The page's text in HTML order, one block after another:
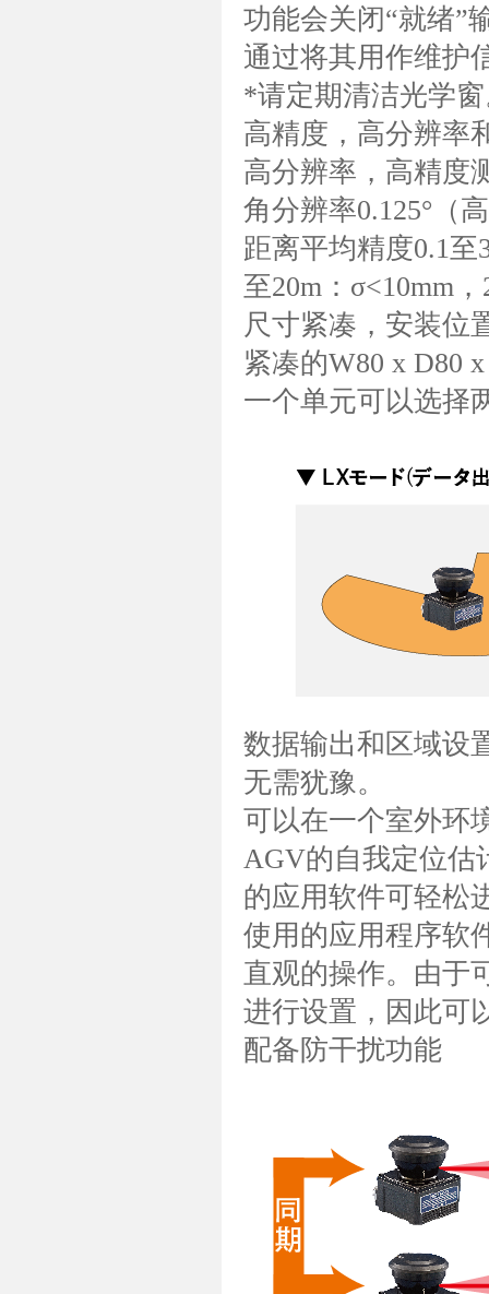
功能会关闭“就绪”
通过将其用作维护
*请定期清洁光学
高精度，高分辨率
高分辨率，高精度
角分辨率0.125°（
距离平均精度0.1至
至20m：σ<10mm
尺寸紧凑，安装位
紧凑的W80 x D80
一个单元可以选择
数据输出和区域设
无需犹豫。
可以在一个室外环
AGV的自我定位估
的应用软件可轻松
使用的应用程序软
直观的操作。由于
进行设置，因此可
配备防干扰功能